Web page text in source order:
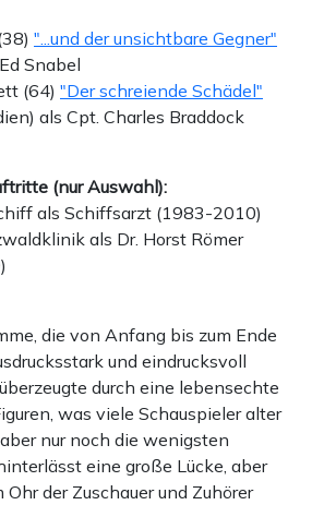
"...und der unsichtbare Gegner"
Snabel
(64) "Der schreiende Schädel"
als Cpt. Charles Braddock
(nur Auswahl):
als Schiffsarzt (1983-2010)
als Dr. Horst Römer
die von Anfang bis zum Ende
und eindrucksvoll
durch eine lebensechte
was viele Schauspieler alter
nur noch die wenigsten
eine große Lücke, aber
der Zuschauer und Zuhörer